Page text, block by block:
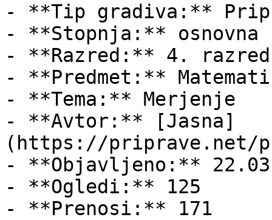
- **Tip gradiva:**
- **Stopnja:** osnovna
- **Razred:** 4. razred
- **Predmet:**
- **Tema:** Merjenje
- **Avtor:** [Jasna]
(https://priprave.net/
- **Objavljeno:**
- **Ogledi:** 125
- **Prenosi:** 171